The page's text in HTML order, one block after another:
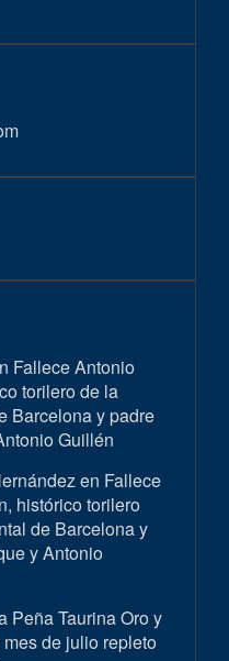
Fallece Antonio
torilero de la
Barcelona y padre
Guillén
en Fallece
histórico torilero
de Barcelona y
y Antonio
Peña Taurina Oro y
de julio repleto